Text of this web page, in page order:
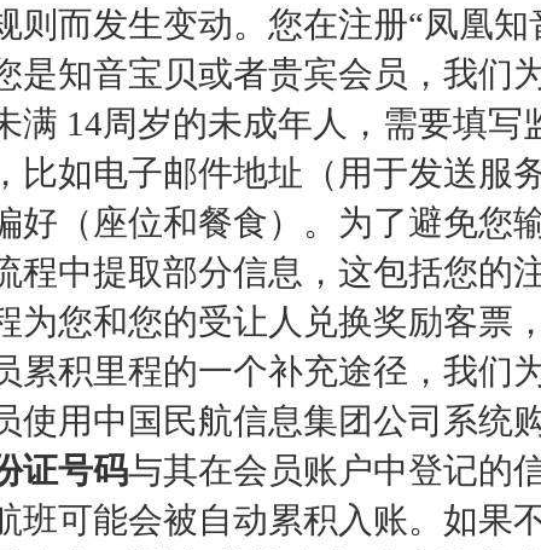
则而发生变动。您在注册“凤凰
是知音宝贝或者贵宾会员，我们
满 14周岁的未成年人，需要填
比如电子邮件地址（用于发送服
好（座位和餐食）。为了避免您
程中提取部分信息，这包括您的
为您和您的受让人兑换奖励客票
累积里程的一个补充途径，我们
使用中国民航信息集团公司系统
证号码与其在会员账户中登记的
班可能会被自动累积入账。如果